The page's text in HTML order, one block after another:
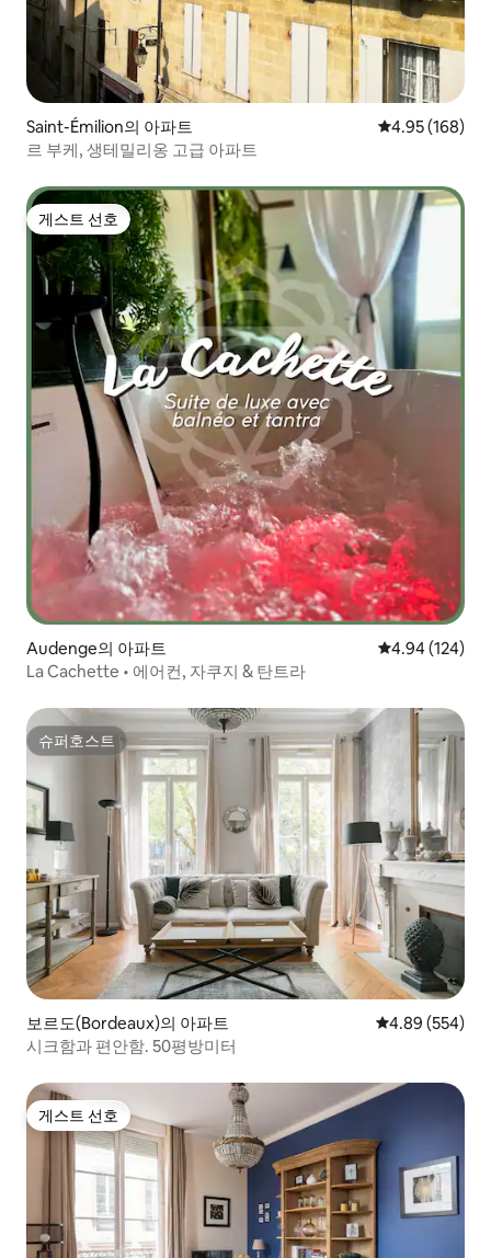
Saint-Émilion의 아파트 평점 4.95점(5
4.95 (168)
르 부케, 생테밀리옹 고급 아파트
게스트 선호
게스트 선호
Audenge의 아파트 평점 4.94점(5
4.94 (124)
La Cachette • 에어컨, 자쿠지 & 탄트라
슈퍼호스트
슈퍼호스트
보르도(Bordeaux)의 아파트 평점 4.89점(5
4.89 (554)
시크함과 편안함. 50평방미터
게스트 선호
게스트 선호